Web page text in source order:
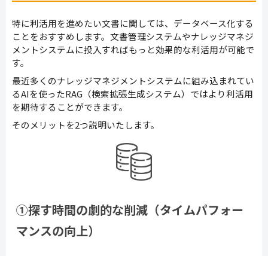
特に利活用を進めたい文書に関しては、データベース化する
ことをおすすめします。文書管理システムやナレッジマネジ
メントシステムに投入すればもっと効果的な利活用が可能で
す。
最近多くのナレッジマネジメントシステムに組み込まれてい
るAIを使ったRAG（検索拡張生成システム）ではより利活用
を期待することができます。
そのメリットを2つ説明いたします。
①探す時間の劇的な削減（タイムパフォー
マンスの向上）